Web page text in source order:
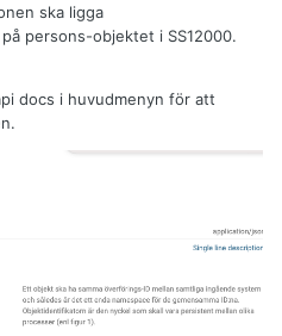
ska ligga
persons-objektet i SS12000.
docs i huvudmenyn för att